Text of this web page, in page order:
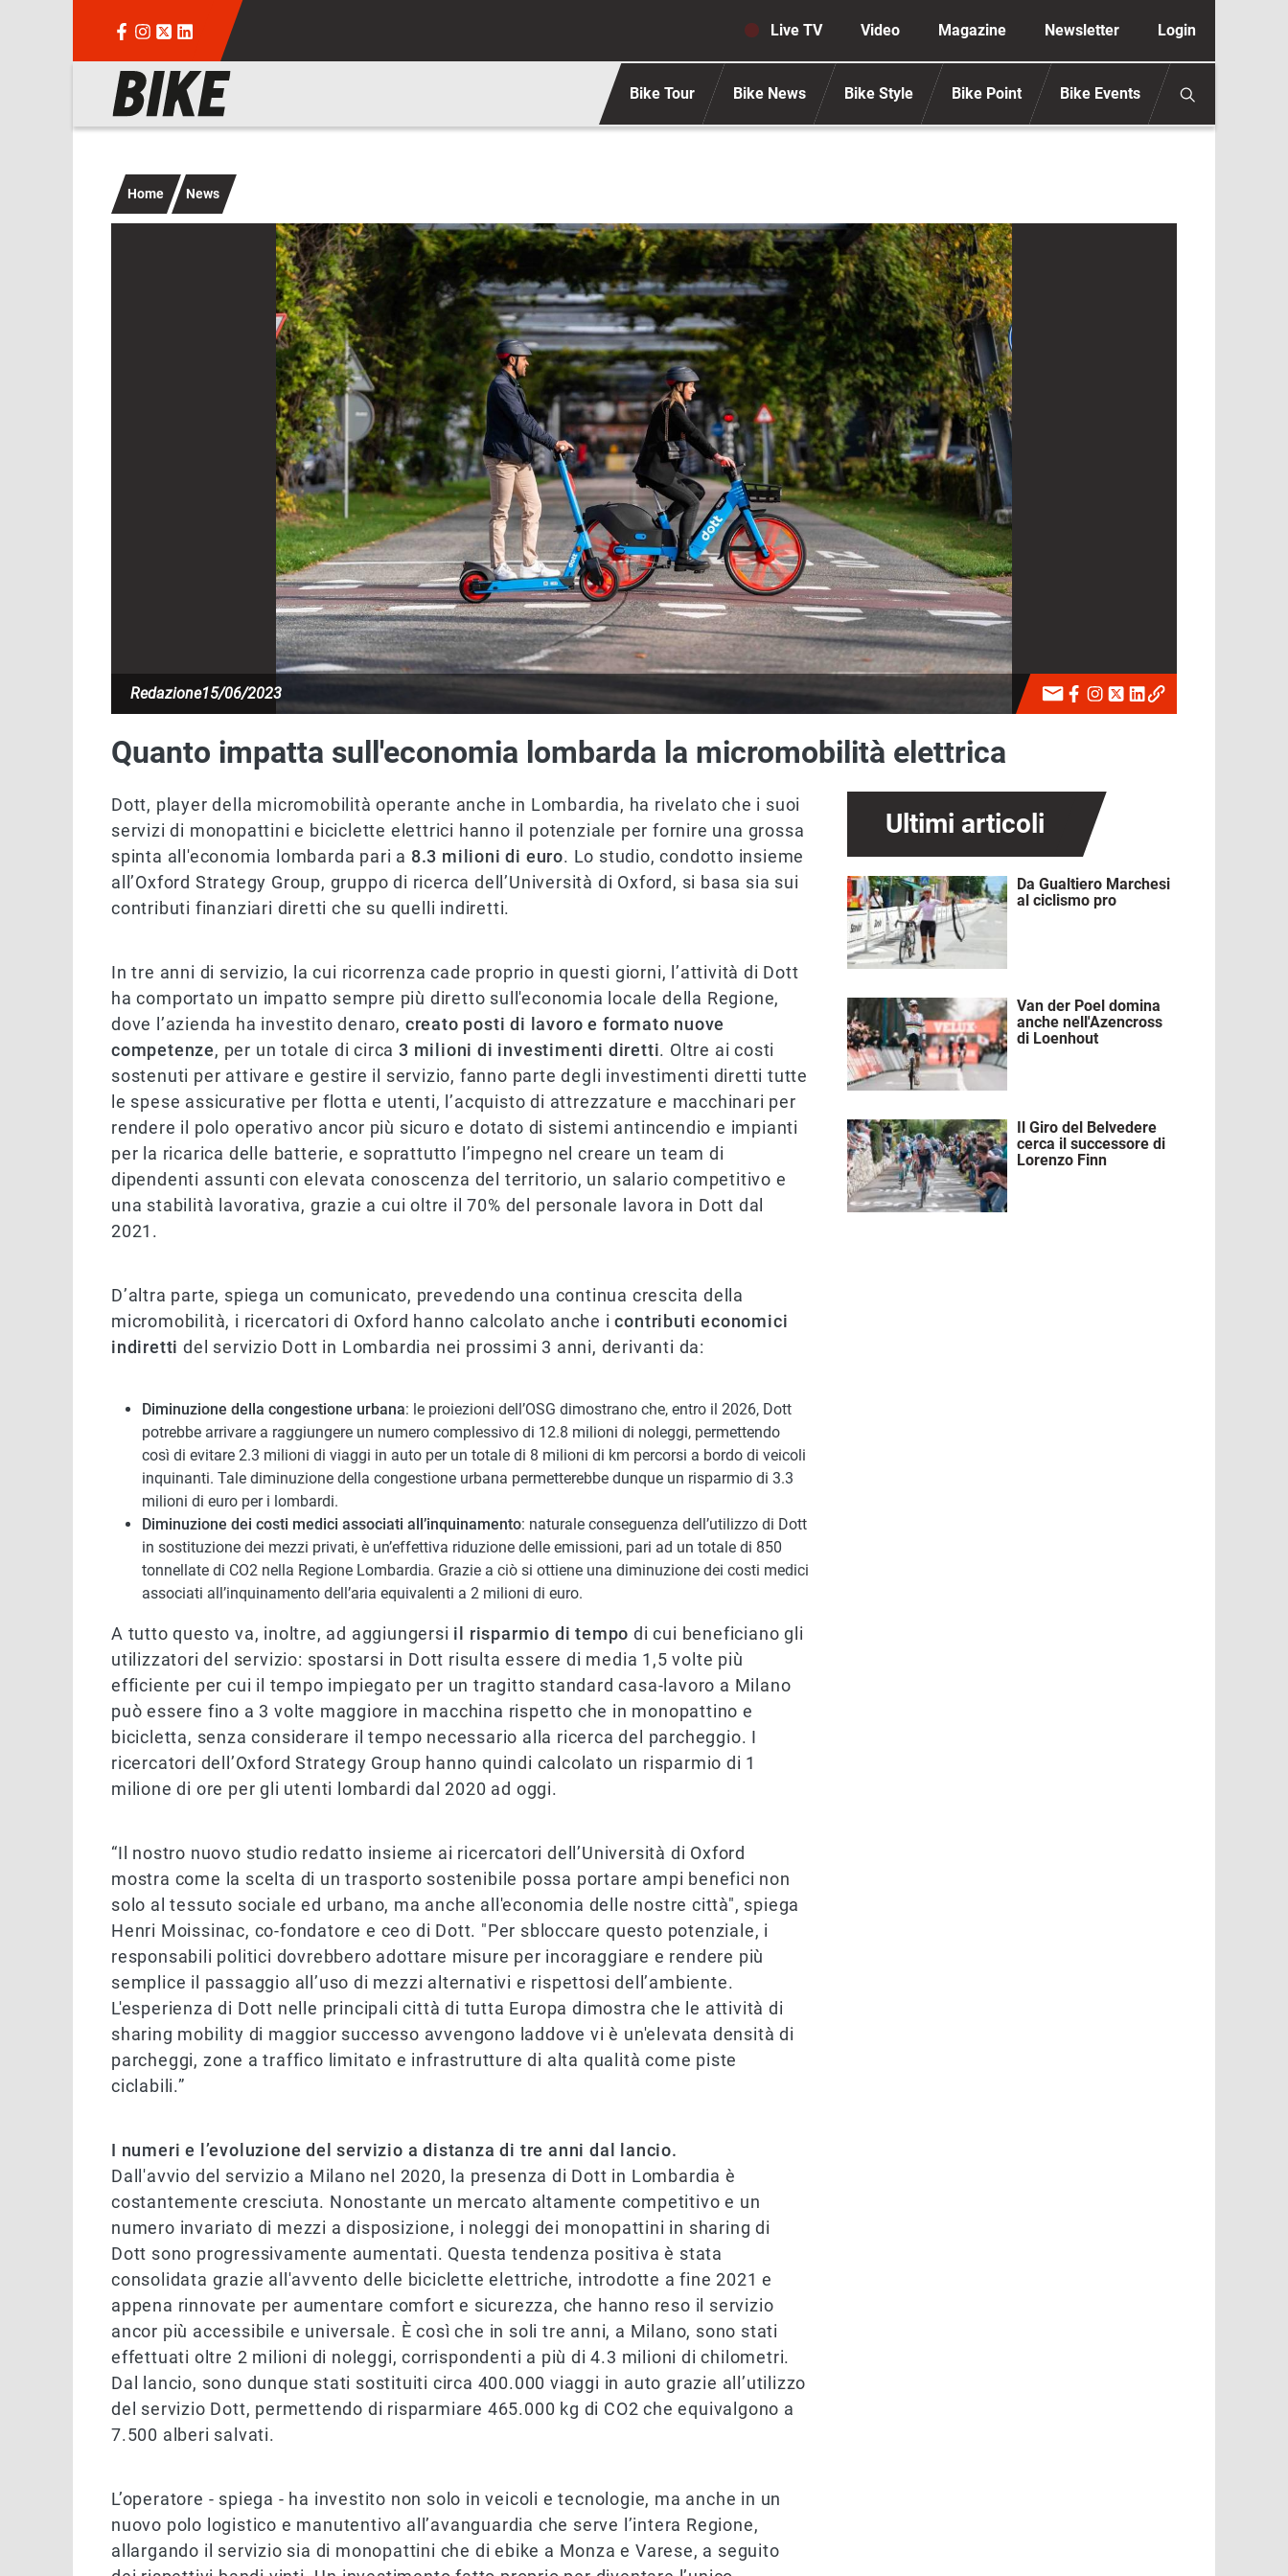
Navigazione secondaria anonimo
Live TV Video Magazine Newsletter Login
Navigazione principale Bike Tour Bike News Bike Style Bike Point Bike Events
Home News
Immagine
Redazione15/06/2023
Quanto impatta sull'economia lombarda la micromobilità elettrica
Dott, player della micromobilità operante anche in Lombardia, ha rivelato che i suoi
servizi di monopattini e biciclette elettrici hanno il potenziale per fornire una grossa
spinta all'economia lombarda pari a 8.3 milioni di euro. Lo studio, condotto insieme
all’Oxford Strategy Group, gruppo di ricerca dell’Università di Oxford, si basa sia sui
contributi finanziari diretti che su quelli indiretti.
In tre anni di servizio, la cui ricorrenza cade proprio in questi giorni, l’attività di Dott
ha comportato un impatto sempre più diretto sull'economia locale della Regione,
dove l’azienda ha investito denaro, creato posti di lavoro e formato nuove
competenze, per un totale di circa3 milioni di investimenti diretti. Oltre ai costi
sostenuti per attivare e gestire il servizio, fanno parte degli investimenti diretti tutte
le spese assicurative per flotta e utenti, l’acquisto di attrezzature e macchinari per
rendere il polo operativo ancor più sicuro e dotato di sistemi antincendio e impianti
per la ricarica delle batterie, e soprattutto l’impegno nel creare un team di
dipendenti assunti con elevata conoscenza del territorio, un salario competitivo e
una stabilità lavorativa, grazie a cui oltre il 70% del personale lavora in Dott dal
2021.
D’altra parte, spiega un comunicato, prevedendo una continua crescita della
micromobilità, i ricercatori di Oxford hanno calcolato anche icontributi economici
indiretti del servizio Dott in Lombardia nei prossimi 3 anni, derivanti da:
Diminuzione della congestione urbana: le proiezioni dell’OSG dimostrano che, entro il 2026, Dott
potrebbe arrivare a raggiungere un numero complessivo di 12.8 milioni di noleggi, permettendo
così di evitare 2.3 milioni di viaggi in auto per un totale di 8 milioni di km percorsi a bordo di veicoli
inquinanti. Tale diminuzione della congestione urbana permetterebbe dunque un risparmio di 3.3
milioni di euro per i lombardi.
Diminuzione dei costi medici associati all’inquinamento: naturale conseguenza dell’utilizzo di Dott
in sostituzione dei mezzi privati, è un’effettiva riduzione delle emissioni, pari ad un totale di 850
tonnellate di CO2 nella Regione Lombardia. Grazie a ciò si ottiene una diminuzione dei costi medici
associati all’inquinamento dell’aria equivalenti a 2 milioni di euro.
A tutto questo va, inoltre, ad aggiungersi il risparmio di tempo di cui beneficiano gli
utilizzatori del servizio: spostarsi in Dott risulta essere di media 1,5 volte più
efficiente per cui il tempo impiegato per un tragitto standard casa-lavoro a Milano
può essere fino a 3 volte maggiore in macchina rispetto che in monopattino e
bicicletta, senza considerare il tempo necessario alla ricerca del parcheggio. I
ricercatori dell’Oxford Strategy Group hanno quindi calcolato un risparmio di 1
milione di ore per gli utenti lombardi dal 2020 ad oggi.
“Il nostro nuovo studio redatto insieme ai ricercatori dell’Università di Oxford
mostra come la scelta di un trasporto sostenibile possa portare ampi benefici non
solo al tessuto sociale ed urbano, ma anche all'economia delle nostre città", spiega
Henri Moissinac, co-fondatore e ceo di Dott. "Per sbloccare questo potenziale, i
responsabili politici dovrebbero adottare misure per incoraggiare e rendere più
semplice il passaggio all’uso di mezzi alternativi e rispettosi dell’ambiente.
L'esperienza di Dott nelle principali città di tutta Europa dimostra che le attività di
sharing mobility di maggior successo avvengono laddove vi è un'elevata densità di
parcheggi, zone a traffico limitato e infrastrutture di alta qualità come piste
ciclabili.”
I numeri e l’evoluzione del servizio a distanza di tre anni dal lancio.
Dall'avvio del servizio a Milano nel 2020, la presenza di Dott in Lombardia è
costantemente cresciuta. Nonostante un mercato altamente competitivo e un
numero invariato di mezzi a disposizione, i noleggi dei monopattini in sharing di
Dott sono progressivamente aumentati. Questa tendenza positiva è stata
consolidata grazie all'avvento delle biciclette elettriche, introdotte a fine 2021 e
appena rinnovate per aumentare comfort e sicurezza, che hanno reso il servizio
ancor più accessibile e universale. È così che in soli tre anni, a Milano, sono stati
effettuati oltre 2 milioni di noleggi, corrispondenti a più di 4.3 milioni di chilometri.
Dal lancio, sono dunque stati sostituiti circa 400.000 viaggi in auto grazie all’utilizzo
del servizio Dott, permettendo di risparmiare 465.000 kg di CO2 che equivalgono a
7.500 alberi salvati.
L’operatore - spiega - ha investito non solo in veicoli e tecnologie, ma anche in un
nuovo polo logistico e manutentivo all’avanguardia che serve l’intera Regione,
allargando il servizio sia di monopattini che di ebike a Monza e Varese, a seguito
Ultimi articoli
Immagine
Da Gualtiero Marchesi
al ciclismo pro
Immagine
Van der Poel domina
anche nell'Azencross
di Loenhout
Immagine
Il Giro del Belvedere
cerca il successore di
Lorenzo Finn